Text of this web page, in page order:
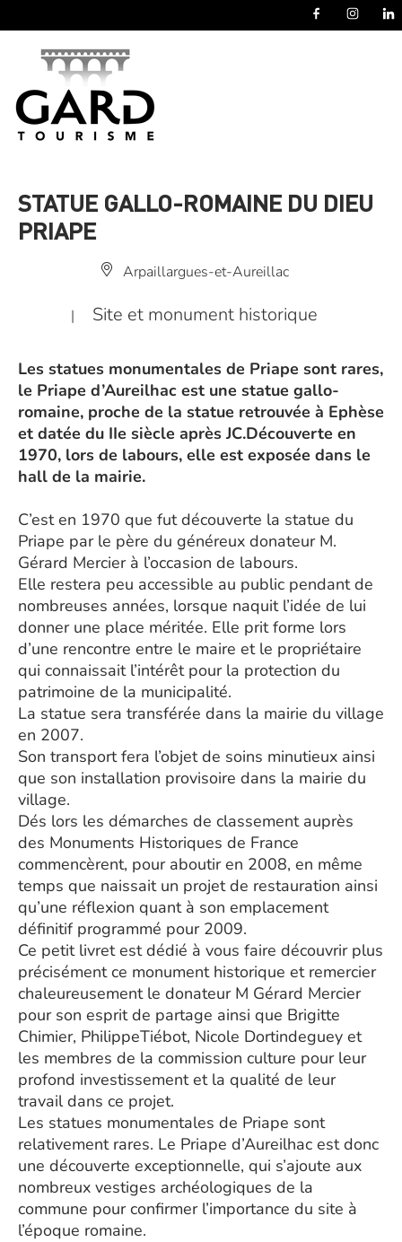
STATUE GALLO-ROMAINE DU DIEU
PRIAPE
Arpaillargues-et-Aureillac
| Site et monument historique
Les statues monumentales de Priape sont rares,
le Priape d’Aureilhac est une statue gallo-
romaine, proche de la statue retrouvée à Ephèse
et datée du IIe siècle après JC.Découverte en
1970, lors de labours, elle est exposée dans le
hall de la mairie.
C’est en 1970 que fut découverte la statue du
Priape par le père du généreux donateur M.
Gérard Mercier à l’occasion de labours.
Elle restera peu accessible au public pendant de
nombreuses années, lorsque naquit l’idée de lui
donner une place méritée. Elle prit forme lors
d’une rencontre entre le maire et le propriétaire
qui connaissait l’intérêt pour la protection du
patrimoine de la municipalité.
La statue sera transférée dans la mairie du village
en 2007.
Son transport fera l’objet de soins minutieux ainsi
que son installation provisoire dans la mairie du
village.
Dés lors les démarches de classement auprès
des Monuments Historiques de France
commencèrent, pour aboutir en 2008, en même
temps que naissait un projet de restauration ainsi
qu’une réflexion quant à son emplacement
définitif programmé pour 2009.
Ce petit livret est dédié à vous faire découvrir plus
précisément ce monument historique et remercier
chaleureusement le donateur M Gérard Mercier
pour son esprit de partage ainsi que Brigitte
Chimier, PhilippeTiébot, Nicole Dortindeguey et
les membres de la commission culture pour leur
profond investissement et la qualité de leur
travail dans ce projet.
Les statues monumentales de Priape sont
relativement rares. Le Priape d’Aureilhac est donc
une découverte exceptionnelle, qui s’ajoute aux
nombreux vestiges archéologiques de la
commune pour confirmer l’importance du site à
l’époque romaine.